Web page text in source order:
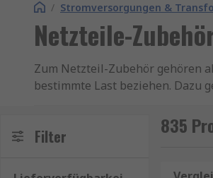
/ Stromversorgungen &
Netzteile-
Zum Netzteil-Zubehör gehören
bestimmte Last beziehen. Dazu
Arten von Netzteil-Zubehör
Netzteile liefern elektrischen
Filter 835